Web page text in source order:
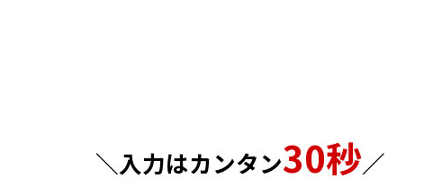
神奈川県
徳島県
＼入力はカンタン30秒／